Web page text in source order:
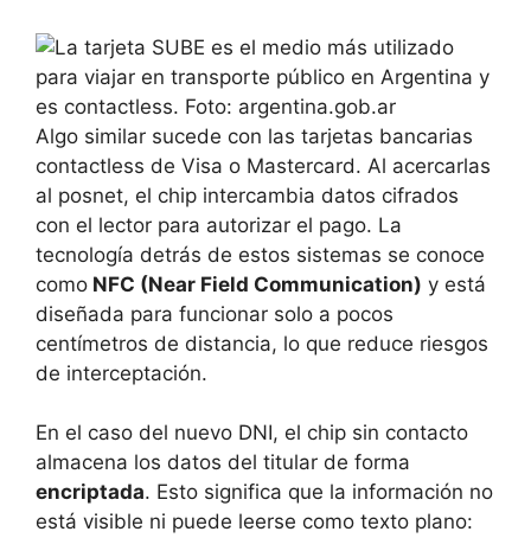
Algo similar sucede con las tarjetas bancarias
contactless de Visa o Mastercard. Al acercarlas
al posnet, el chip intercambia datos cifrados
con el lector para autorizar el pago. La
tecnología detrás de estos sistemas se conoce
como NFC (Near Field Communication) y está
diseñada para funcionar solo a pocos
centímetros de distancia, lo que reduce riesgos
de interceptación.
En el caso del nuevo DNI, el chip sin contacto
almacena los datos del titular de forma
encriptada. Esto significa que la información no
está visible ni puede leerse como texto plano: